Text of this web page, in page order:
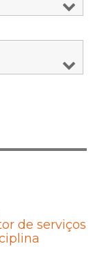
de serviços